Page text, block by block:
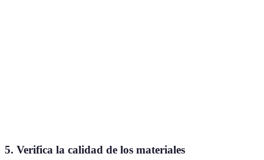
5. Verifica la calidad de los materiales